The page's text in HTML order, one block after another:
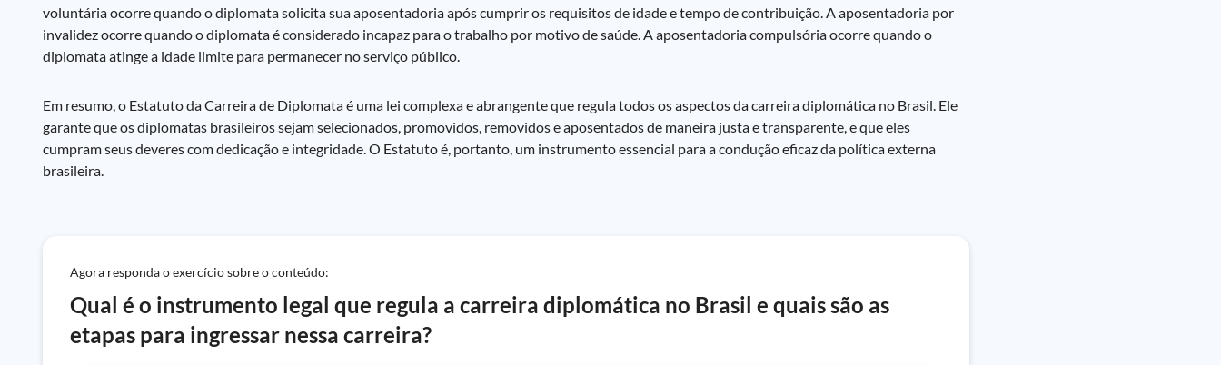
voluntária ocorre quando o diplomata solicita sua aposentadoria após cumprir os requisitos de idade e tempo de contribuição. A aposentadoria por
invalidez ocorre quando o diplomata é considerado incapaz para o trabalho por motivo de saúde. A aposentadoria compulsória ocorre quando o
diplomata atinge a idade limite para permanecer no serviço público.
Em resumo, o Estatuto da Carreira de Diplomata é uma lei complexa e abrangente que regula todos os aspectos da carreira diplomática no Brasil. Ele
garante que os diplomatas brasileiros sejam selecionados, promovidos, removidos e aposentados de maneira justa e transparente, e que eles
cumpram seus deveres com dedicação e integridade. O Estatuto é, portanto, um instrumento essencial para a condução eficaz da política externa
brasileira.
Agora responda o exercício sobre o conteúdo:
Qual é o instrumento legal que regula a carreira diplomática no Brasil e quais são as
etapas para ingressar nessa carreira?